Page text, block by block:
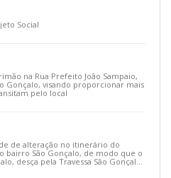
Social
na Rua Prefeito João Sampaio,
Gonçalo, visando proporcionar mais
pelo local
de alteração no itinerário do
bairro São Gonçalo, de modo que o
desça pela Travessa São Gonçalo